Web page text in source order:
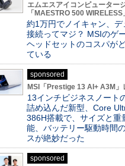
エムエスアイコンピューター
「MAESTRO 500 WIRELESS
約1万円でノイキャン、デ
接続ってマジ？ MSIのゲ
ヘッドセットのコスパが
ている
sponsored
MSI「Prestige 13 AI+ A3M」
13インチビジネスノート
詰め込んだ新型、Core
386H搭載で、サイズと重
能、バッテリー駆動時間
スが絶妙だった
sponsored